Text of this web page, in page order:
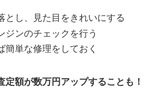
とし、見た目をきれいにする
ジンのチェックを行う
簡単な修理をしておく
額が数万円アップすることも！